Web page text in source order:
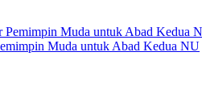
Muda untuk Abad Kedua NU